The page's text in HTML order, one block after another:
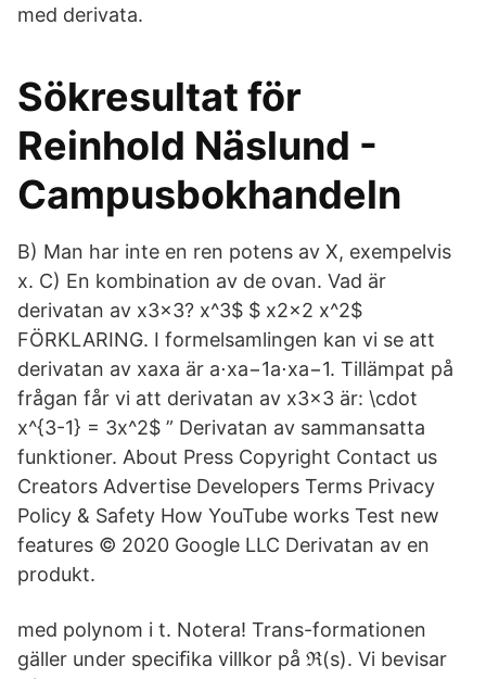
med derivata.
Sökresultat för
Reinhold Näslund -
Campusbokhandeln
B) Man har inte en ren potens av X, exempelvis
x. C) En kombination av de ovan. Vad är
derivatan av x3x3? x^3$ $ x2x2 x^2$
FÖRKLARING. I formelsamlingen kan vi se att
derivatan av xaxa är a⋅xa−1a⋅xa−1. Tillämpat på
frågan får vi att derivatan av x3x3 är: \cdot
x^{3-1} = 3x^2$ ” Derivatan av sammansatta
funktioner. About Press Copyright Contact us
Creators Advertise Developers Terms Privacy
Policy & Safety How YouTube works Test new
features © 2020 Google LLC Derivatan av en
produkt.
med polynom i t. Notera! Trans-formationen
gäller under speciﬁka villkor på ℜ(s). Vi bevisar